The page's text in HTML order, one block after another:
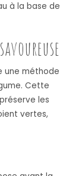
à la base de
une méthode
Cette
les
vertes,